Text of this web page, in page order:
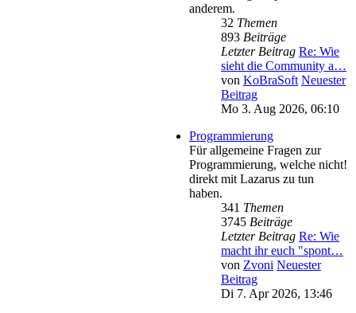
anderem.
32 Themen
893 Beiträge
Letzter Beitrag Re: Wie
sieht die Community a…
von KoBraSoft Neuester
Beitrag
Mo 3. Aug 2026, 06:10
Programmierung
Für allgemeine Fragen zur
Programmierung, welche nicht!
direkt mit Lazarus zu tun
haben.
341 Themen
3745 Beiträge
Letzter Beitrag Re: Wie
macht ihr euch "spont…
von Zvoni Neuester
Beitrag
Di 7. Apr 2026, 13:46